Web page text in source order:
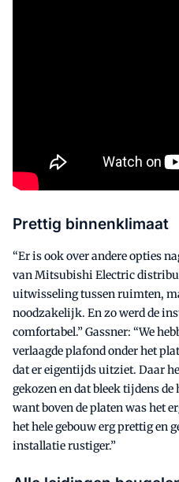
Prettig binnenklimaat
“Er is ook over andere opties
van Mitsubishi Electric
uitwisseling tussen ruimten,
noodzakelijk. En zo werd de
comfortabel.” Gassner: “We
verlaagde plafond onder het
dat er eigentijds uitziet. Daar
gekozen en dat bleek tijdens de
want boven de platen was het
het hele gebouw erg prettig en
installatie rustiger.”